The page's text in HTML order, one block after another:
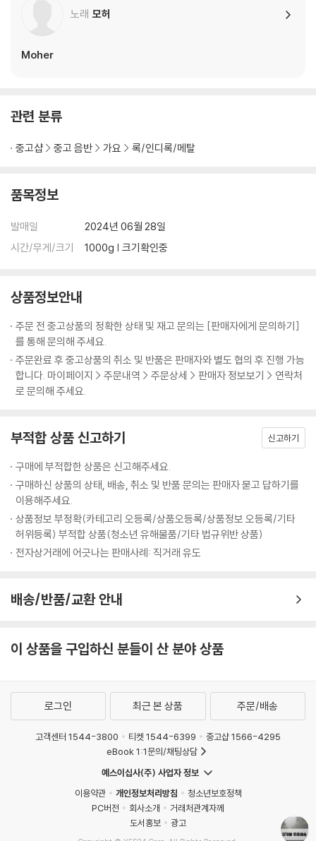
Vocal, Irish Bouzouki 조민규
2. 모래 무덤
Percussion 오종우
3. 박수기정
E.Guitar 이유현
4. 만화경
Trombone 이효정
5. 발장구
Vocal, Irish Bouzouki, A.Guitar 조민규
Chorus, C.Guitar, Piano 이소
Trombone 이효정
Vocal, A.Guitar, Irish Bouzouki 조민규
Chorus, Irish Whistle, Piano, Synth 이소
7. 맨발로 뛰는 여자
Vocal, A.Guitar, Bass, Percussion, Synth 이소
Vocal, Irish Bouzouki, Bodhran 조민규
8. 부지깽이
Chorus 이소
Vocal, Chorus 이소
Vocal, A.Guitar 조민규
M/V 김찬민(track 7), 이소(track 2)
노래 모허
Moher
관련 분류
중고샵 중고 음반 가요 록/인디록/메탈
품목정보
발매일
2024년 06월 28일
시간/무게/크기
1000g | 크기확인중
상품정보안내
주문 전 중고상품의 정확한 상태 및 재고 문의는 [판매자에게 문의하기]
를 통해 문의해 주세요.
주문완료 후 중고상품의 취소 및 반품은 판매자와 별도 협의 후 진행 가능
합니다. 마이페이지 > 주문내역 > 주문상세 > 판매자 정보보기 > 연락처
로 문의해 주세요.
부적합 상품 신고하기 신고하기
구매에 부적합한 상품은 신고해주세요.
구매하신 상품의 상태, 배송, 취소 및 반품 문의는 판매자 묻고 답하기를
이용해주세요.
상품정보 부정확(카테고리 오등록/상품오등록/상품정보 오등록/기타
허위등록) 부적합 상품(청소년 유해물품/기타 법규위반 상품)
전자상거래에 어긋나는 판매사례: 직거래 유도
배송/반품/교환 안내
이 상품을 구입하신 분들이 산 분야 상품
로그인 최근 본 상품 주문/배송
고객센터 1544-3800 티켓 1544-6399
중고샵 1566-4295
eBook 1:1문의/채팅상담
예스이십사(주) 사업자 정보
이용약관
개인정보처리방침
청소년보호정책
PC버전
회사소개
거래처관계자께
도서홍보
광고